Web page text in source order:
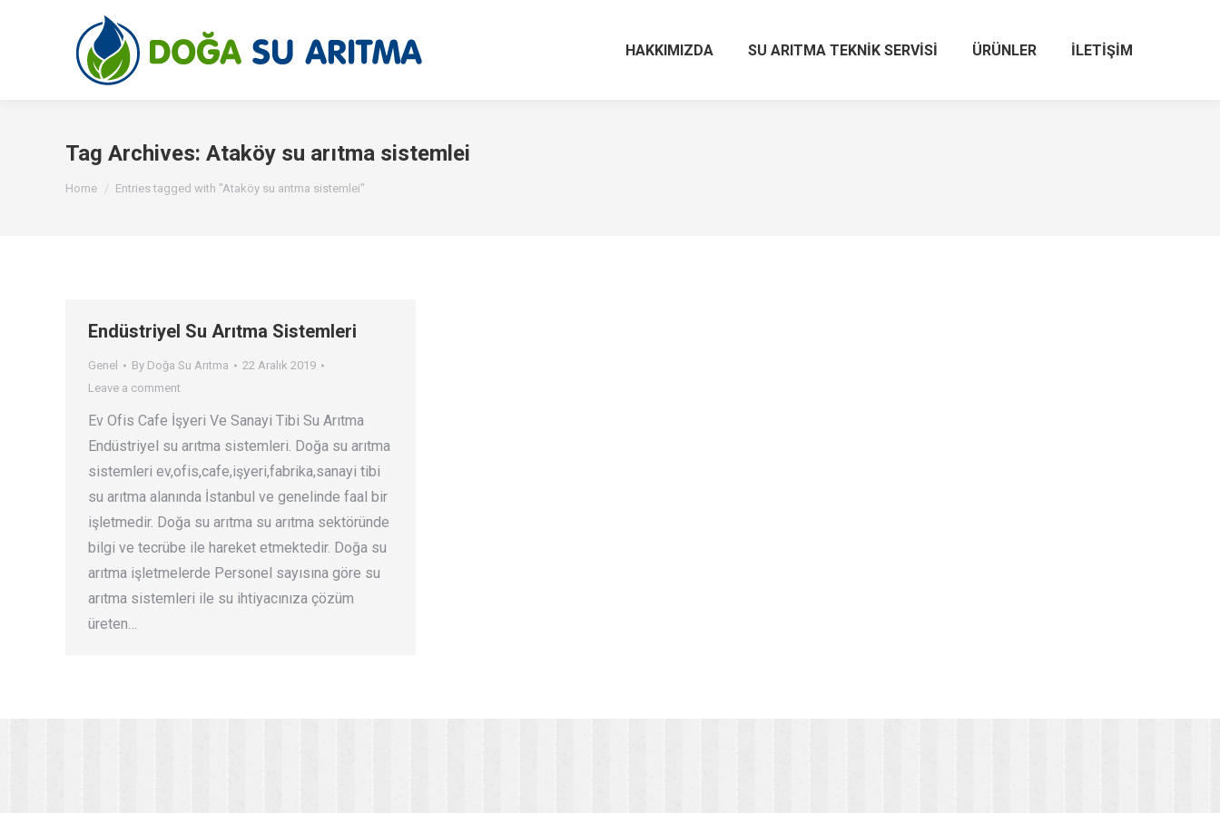
HAKKIMIZDA SU ARITMA TEKNIK SERVISI ÜRÜNLER İLETIŞIM
Tag Archives: Ataköy su arıtma sistemlei
You are here:
Home Entries tagged with "Ataköy su arıtma sistemlei"
Endüstriyel Su Arıtma Sistemleri
Genel By Doğa Su Arıtma
22 Aralık 2019
Leave a comment
Ev Ofis Cafe İşyeri Ve Sanayi Tibi Su Arıtma
Endüstriyel su arıtma sistemleri. Doğa su arıtma
sistemleri ev,ofis,cafe,işyeri,fabrika,sanayi tibi
su arıtma alanında İstanbul ve genelinde faal bir
işletmedir. Doğa su arıtma su arıtma sektöründe
bilgi ve tecrübe ile hareket etmektedir. Doğa su
arıtma işletmelerde Personel sayısına göre su
arıtma sistemleri ile su ihtiyacınıza çözüm
üreten…